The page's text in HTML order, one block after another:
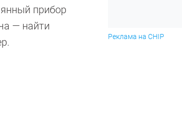
прибор
— найти
Реклама на CHIP